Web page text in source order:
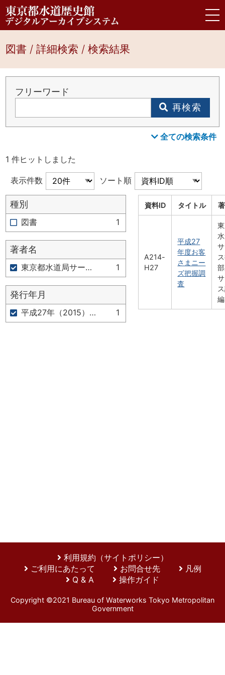
図書 / 詳細検索 / 検索結果
フリーワード
再検索
全ての検索条件
1 件ヒットしました
表示件数 ソート順
種別
図書 1
著者名
東京都水道局サービス推進部広報サービス課 編 1
発行年月
平成27年（2015）12月 1
資料ID タイトル
A214-
H27
平成27
年度お客
さまニー
ズ把握調
査
編
利用規約（サイトポリシー）
ご利用にあたって
お問合せ先
凡例
Q & A
操作ガイド
Copyright ©2021 Bureau of Waterworks Tokyo Metropolitan
Government